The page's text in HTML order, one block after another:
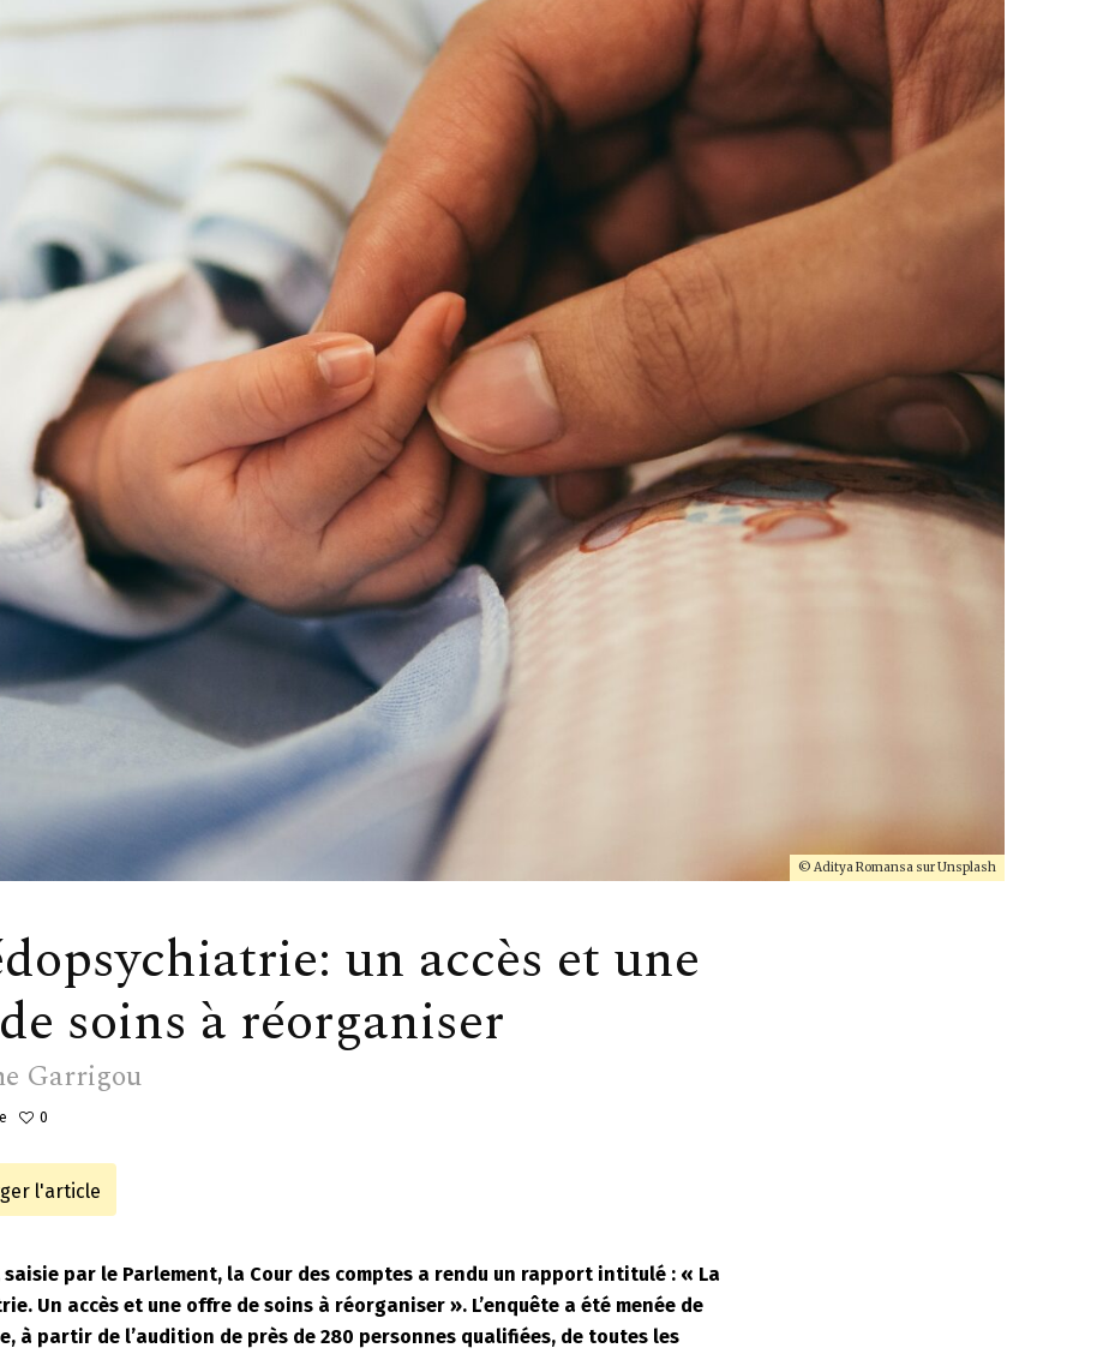
© Aditya Romansa sur Unsplash
un accès et une
soins à réorganiser
Garrigou
0
l'article
saisie par le Parlement, la Cour des comptes a rendu un rapport intitulé : « La
Un accès et une offre de soins à réorganiser ». L’enquête a été menée de
à partir de l’audition de près de 280 personnes qualifiées, de toutes les